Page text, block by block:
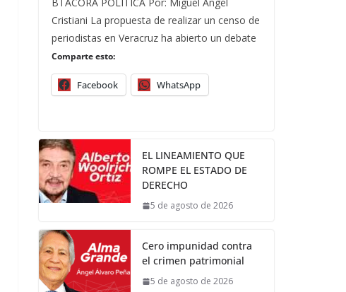
Cristiani La propuesta de realizar un censo de
periodistas en Veracruz ha abierto un debate
Comparte esto:
Facebook WhatsApp
EL LINEAMIENTO QUE
ROMPE EL ESTADO DE
DERECHO
5 de agosto de 2026
Cero impunidad contra
el crimen patrimonial
5 de agosto de 2026